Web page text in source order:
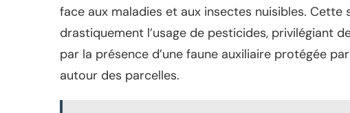
face aux maladies et aux insectes nuisibles.
drastiquement l’usage de pesticides, privilégiant
par la présence d’une faune auxiliaire protégée
autour des parcelles.